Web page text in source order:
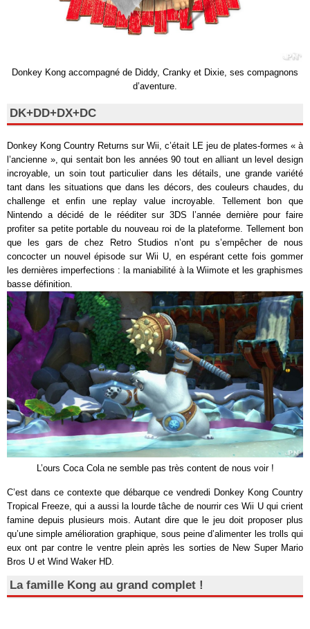
Donkey Kong accompagné de Diddy, Cranky et Dixie, ses compagnons
d’aventure.
DK+DD+DX+DC
Donkey Kong Country Returns sur Wii, c’était LE jeu de plates-formes « à
l’ancienne », qui sentait bon les années 90 tout en alliant un level design
incroyable, un soin tout particulier dans les détails, une grande variété
tant dans les situations que dans les décors, des couleurs chaudes, du
challenge et enfin une replay value incroyable. Tellement bon que
Nintendo a décidé de le rééditer sur 3DS l’année dernière pour faire
profiter sa petite portable du nouveau roi de la plateforme. Tellement bon
que les gars de chez Retro Studios n’ont pu s’empêcher de nous
concocter un nouvel épisode sur Wii U, en espérant cette fois gommer
les dernières imperfections : la maniabilité à la Wiimote et les graphismes
basse définition.
L’ours Coca Cola ne semble pas très content de nous voir !
C’est dans ce contexte que débarque ce vendredi Donkey Kong Country
Tropical Freeze, qui a aussi la lourde tâche de nourrir ces Wii U qui crient
famine depuis plusieurs mois. Autant dire que le jeu doit proposer plus
qu’une simple amélioration graphique, sous peine d’alimenter les trolls qui
eux ont par contre le ventre plein après les sorties de New Super Mario
Bros U et Wind Waker HD.
La famille Kong au grand complet !